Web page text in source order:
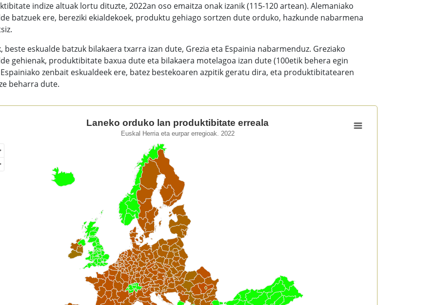
indize altuak lortu dituzte, 2022an oso emaitza onak izanik (115-120 artean). Alemaniako
batzuek ere, bereziki ekialdekoek, produktu gehiago sortzen dute orduko, hazkunde nabarmena
beste eskualde batzuk bilakaera txarra izan dute, Grezia eta Espainia nabarmenduz. Greziako
gehienak, produktibitate baxua dute eta bilakaera motelagoa izan dute (100etik behera egin
zenbait eskualdeek ere, batez bestekoaren azpitik geratu dira, eta produktibitatearen
beharra dute.
orduko lan produktibitate erreala
of unspecified region with 1 data series.
Herria eta eurpar erregioak. 2022
as data table, Laneko orduko lan produktibitate erreala
Laneko orduko lan produktibitate erreala
Euskal Herria eta eurpar erregioak. 2022